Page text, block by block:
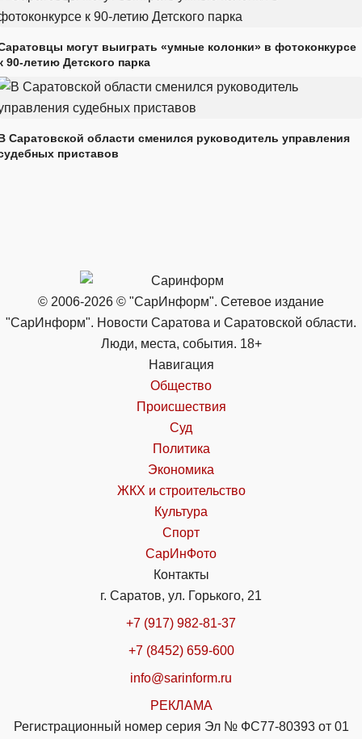
могут выиграть «умные колонки» в фотоконкурсе
90-летию Детского парка
Саратовской области сменился руководитель управления
приставов
© 2006-2026 © "СарИнформ". Сетевое издание
"СарИнформ". Новости Саратова и Саратовской области.
Люди, места, события. 18+
Навигация
Общество
Происшествия
Суд
Политика
Экономика
ЖКХ и строительство
Культура
Спорт
СарИнФото
Контакты
г. Саратов, ул. Горького, 21
+7 (917) 982-81-37
+7 (8452) 659-600
info@sarinform.ru
РЕКЛАМА
Регистрационный номер серия Эл № ФС77-80393 от 01